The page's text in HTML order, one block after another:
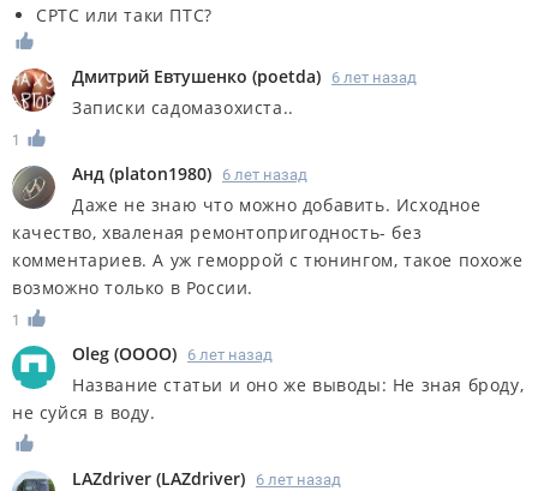
СРТС или таки ПТС?
Дмитрий Евтушенко (poetda) 6 лет назад
Записки садомазохиста..
1
Анд (platon1980) 6 лет назад
Даже не знаю что можно добавить. Исходное
качество, хваленая ремонтопригодность- без
комментариев. А уж геморрой с тюнингом, такое похоже
возможно только в России.
1
Oleg (OOOO) 6 лет назад
Название статьи и оно же выводы: Не зная броду,
не суйся в воду.
LAZdriver (LAZdriver) 6 лет назад